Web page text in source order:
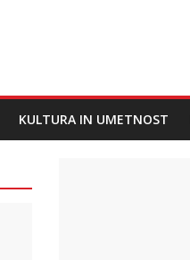
KULTURA IN UMETNOST